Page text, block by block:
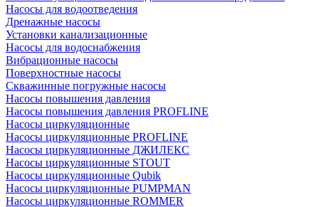
Насосы для водоотведения
Дренажные насосы
Установки канализационные
Насосы для водоснабжения
Вибрационные насосы
Поверхностные насосы
Скважинные погружные насосы
Насосы повышения давления
Насосы повышения давления PROFLINE
Насосы циркуляционные
Насосы циркуляционные PROFLINE
Насосы циркуляционные ДЖИЛЕКС
Насосы циркуляционные STOUT
Насосы циркуляционные Qubik
Насосы циркуляционные PUMPMAN
Насосы циркуляционные ROMMER